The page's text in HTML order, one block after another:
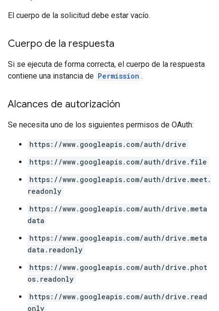
El cuerpo de la solicitud debe estar vacío.
Cuerpo de la respuesta
Si se ejecuta de forma correcta, el cuerpo de la respuesta
contiene una instancia de Permission .
Alcances de autorización
Se necesita uno de los siguientes permisos de OAuth:
https://www.googleapis.com/auth/drive
https://www.googleapis.com/auth/drive.file
https://www.googleapis.com/auth/drive.meet.
readonly
https://www.googleapis.com/auth/drive.meta
data
https://www.googleapis.com/auth/drive.meta
data.readonly
https://www.googleapis.com/auth/drive.phot
os.readonly
https://www.googleapis.com/auth/drive.read
only